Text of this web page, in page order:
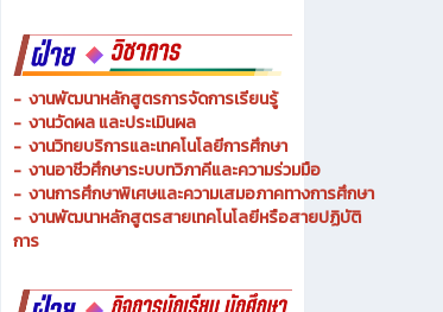
- งานพัฒนาหลักสูตรการจัดการเรียนรู้
- งานวัดผล และประเมินผล
- งานวิทยบริการและเทคโนโลยีการศึกษา
- งานอาชีวศึกษาระบบทวิภาคีและความร่วมมือ
- งานการศึกษาพิเศษและความเสมอภาคทางการศึกษา
- งานพัฒนาหลักสูตรสายเทคโนโลยีหรือสายปฏิบัติ
การ